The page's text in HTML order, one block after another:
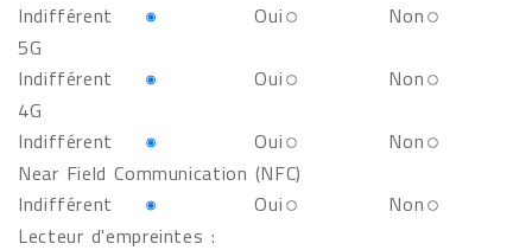
Indifférent
Oui
Non
5G
Indifférent
Oui
Non
4G
Indifférent
Oui
Non
Near Field Communication (NFC)
Indifférent
Oui
Non
Lecteur d'empreintes :